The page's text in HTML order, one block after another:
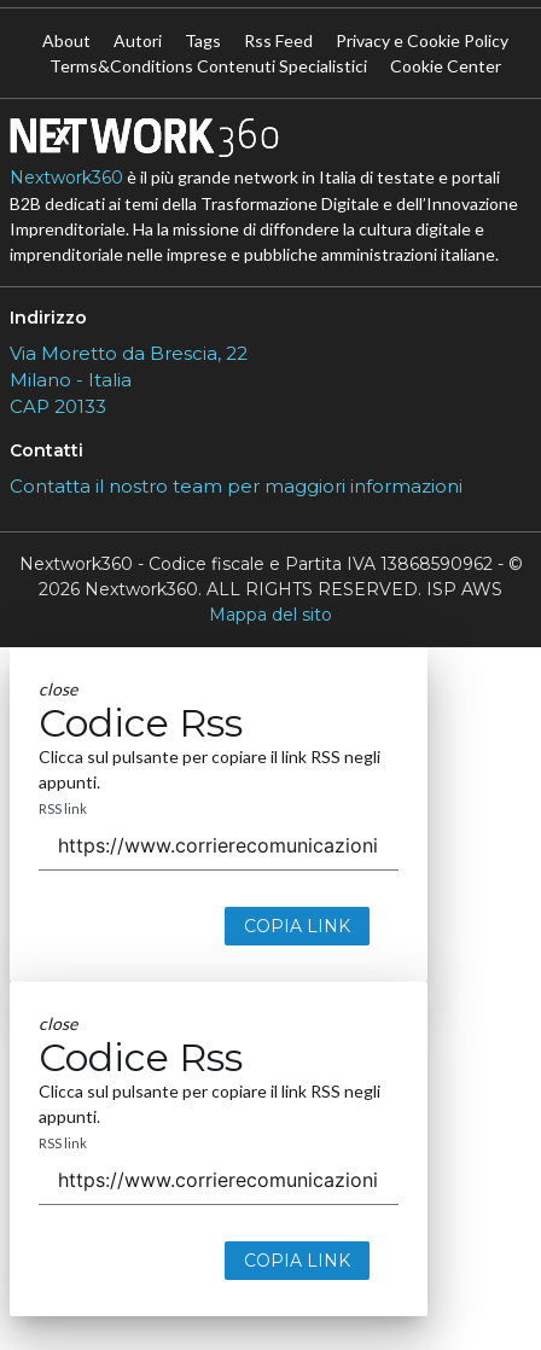
About Autori Tags Rss Feed
Privacy e Cookie Policy
Terms&Conditions Contenuti Specialistici
Cookie Center
Nextwork360 è il più grande network in Italia di testate e portali
B2B dedicati ai temi della Trasformazione Digitale e dell’Innovazione
Imprenditoriale. Ha la missione di diffondere la cultura digitale e
imprenditoriale nelle imprese e pubbliche amministrazioni italiane.
Indirizzo
Via Moretto da Brescia, 22
Milano - Italia
CAP 20133
Contatti
Contatta il nostro team per maggiori informazioni
Nextwork360 - Codice fiscale e Partita IVA 13868590962 - ©
2026 Nextwork360. ALL RIGHTS RESERVED. ISP AWS
Mappa del sito
close
Codice Rss
Clicca sul pulsante per copiare il link RSS negli
appunti.
RSS link
COPIA LINK
close
Codice Rss
Clicca sul pulsante per copiare il link RSS negli
appunti.
RSS link
COPIA LINK